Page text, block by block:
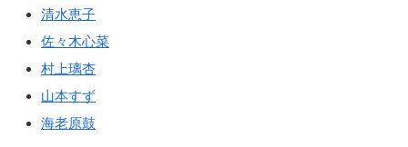
清水恵子
佐々木心菜
村上璃杏
山本すず
海老原鼓